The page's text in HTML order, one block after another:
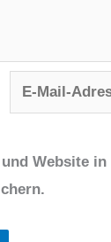
E-
Mail-
und Website